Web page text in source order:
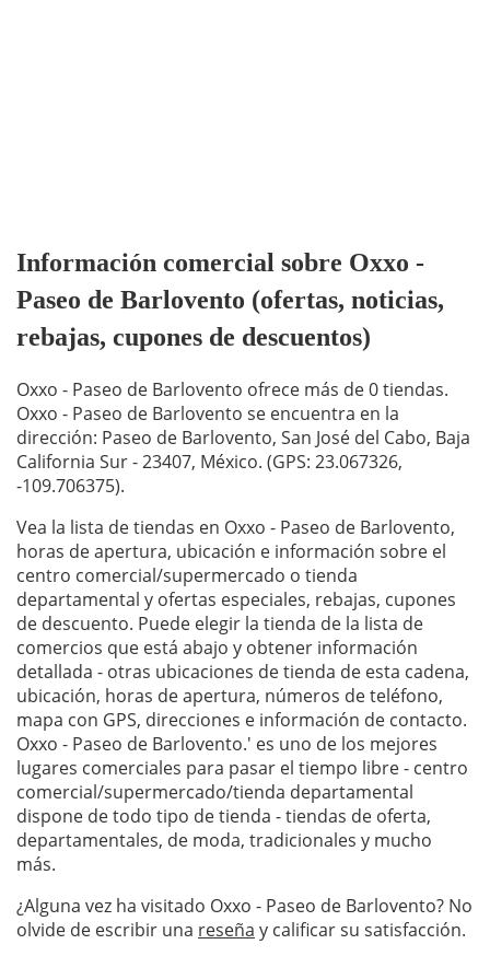
Información comercial sobre Oxxo -
Paseo de Barlovento (ofertas, noticias,
rebajas, cupones de descuentos)
Oxxo - Paseo de Barlovento ofrece más de 0 tiendas.
Oxxo - Paseo de Barlovento se encuentra en la
dirección: Paseo de Barlovento, San José del Cabo, Baja
California Sur - 23407, México. (GPS: 23.067326,
-109.706375).
Vea la lista de tiendas en Oxxo - Paseo de Barlovento,
horas de apertura, ubicación e información sobre el
centro comercial/supermercado o tienda
departamental y ofertas especiales, rebajas, cupones
de descuento. Puede elegir la tienda de la lista de
comercios que está abajo y obtener información
detallada - otras ubicaciones de tienda de esta cadena,
ubicación, horas de apertura, números de teléfono,
mapa con GPS, direcciones e información de contacto.
Oxxo - Paseo de Barlovento.' es uno de los mejores
lugares comerciales para pasar el tiempo libre - centro
comercial/supermercado/tienda departamental
dispone de todo tipo de tienda - tiendas de oferta,
departamentales, de moda, tradicionales y mucho
más.
¿Alguna vez ha visitado Oxxo - Paseo de Barlovento? No
olvide de escribir una reseña y calificar su satisfacción.